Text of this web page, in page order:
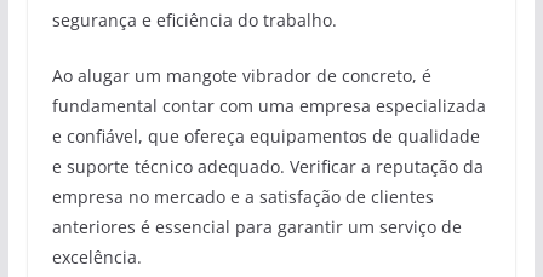
segurança e eficiência do trabalho.
Ao alugar um mangote vibrador de concreto, é
fundamental contar com uma empresa especializada
e confiável, que ofereça equipamentos de qualidade
e suporte técnico adequado. Verificar a reputação da
empresa no mercado e a satisfação de clientes
anteriores é essencial para garantir um serviço de
excelência.